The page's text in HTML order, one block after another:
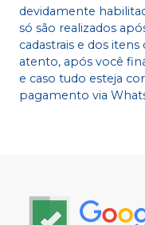
devidamente
só são realizados
cadastrais e dos
atento, após você
e caso tudo esteja
pagamento via